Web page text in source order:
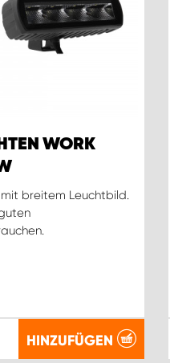
WORK
breitem Leuchtbild.
HINZUFÜGEN